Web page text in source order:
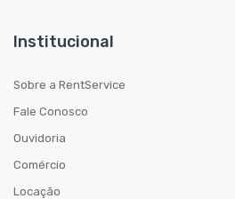
Institucional
Sobre a RentService
Fale Conosco
Ouvidoria
Comércio
Locação